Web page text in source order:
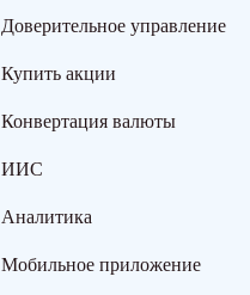
Доверительное управление
Купить акции
Конвертация валюты
ИИС
Аналитика
Мобильное приложение